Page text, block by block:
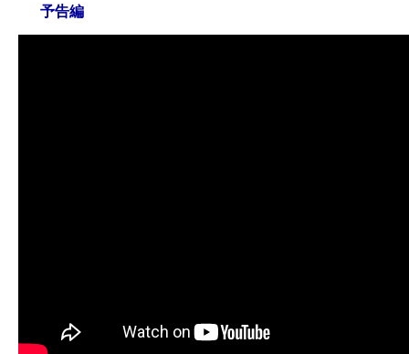
予告編